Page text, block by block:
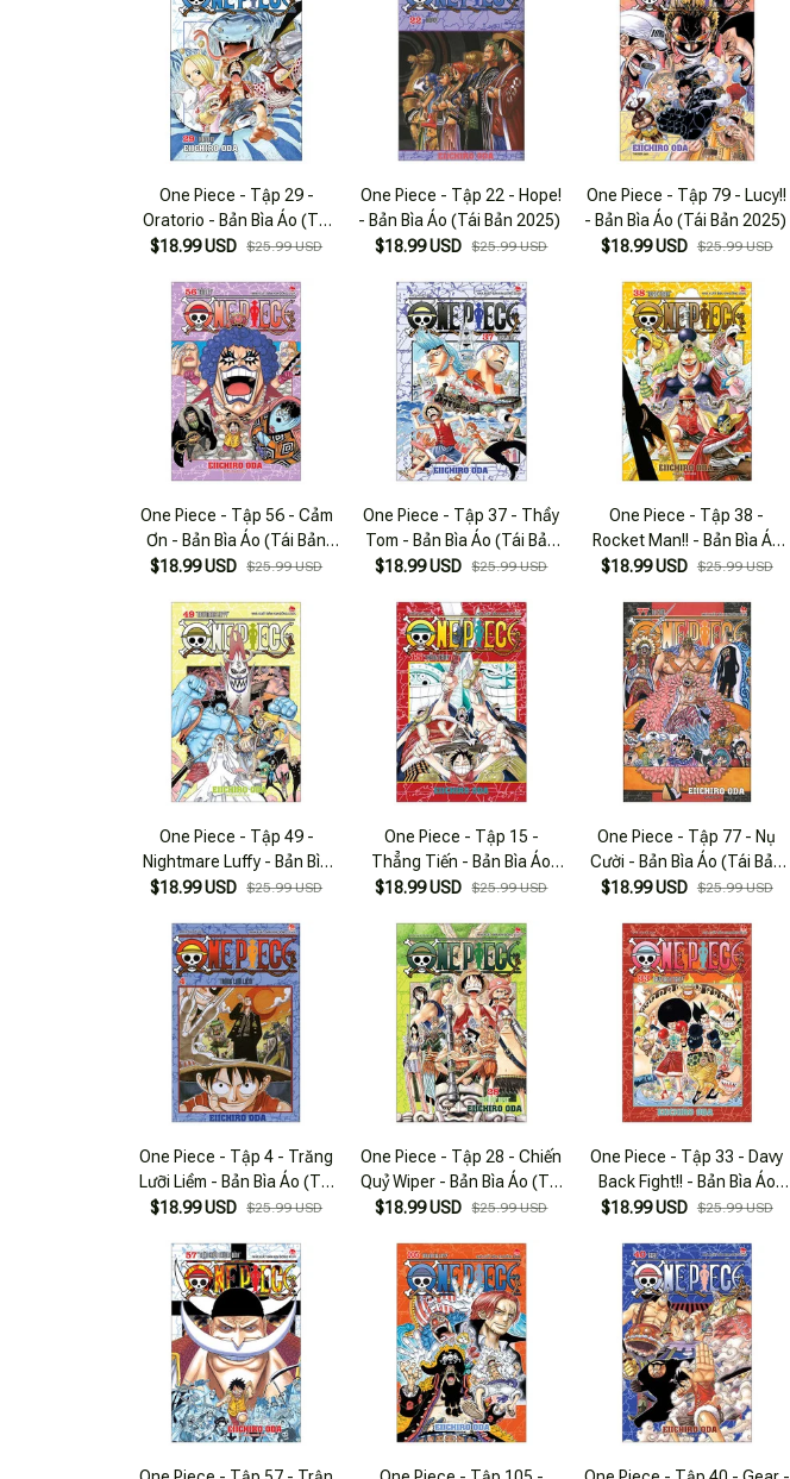
One Piece - Tập 29 -
Oratorio - Bản Bìa Áo (Tái
Bản 2025)
$18.99 USD $25.99 USD
One Piece - Tập 22 - Hope!
- Bản Bìa Áo (Tái Bản 2025)
$18.99 USD
$25.99 USD
One Piece - Tập 79 - Lucy!!
- Bản Bìa Áo (Tái Bản 2025)
$18.99 USD $25.99 USD
One Piece - Tập 56 - Cảm
Ơn - Bản Bìa Áo (Tái Bản
2025)
$18.99 USD $25.99 USD
One Piece - Tập 37 - Thầy
Tom - Bản Bìa Áo (Tái Bản
2025)
$18.99 USD $25.99 USD
One Piece - Tập 38 -
Rocket Man!! - Bản Bìa Áo
(Tái Bản 2025)
$18.99 USD $25.99 USD
One Piece - Tập 49 -
Nightmare Luffy - Bản Bìa
Áo (Tái Bản 2025)
$18.99 USD $25.99 USD
One Piece - Tập 15 -
Thẳng Tiến - Bản Bìa Áo
(Tái Bản 2025)
$18.99 USD $25.99 USD
One Piece - Tập 77 - Nụ
Cười - Bản Bìa Áo (Tái Bản
2025)
$18.99 USD $25.99 USD
One Piece - Tập 4 - Trăng
Lưỡi Liềm - Bản Bìa Áo (Tái
Bản 2025)
$18.99 USD $25.99 USD
One Piece - Tập 28 - Chiến
Quỷ Wiper - Bản Bìa Áo (Tái
Bản 2025)
$18.99 USD $25.99 USD
One Piece - Tập 33 - Davy
Back Fight!! - Bản Bìa Áo
(Tái Bản 2025)
$18.99 USD $25.99 USD